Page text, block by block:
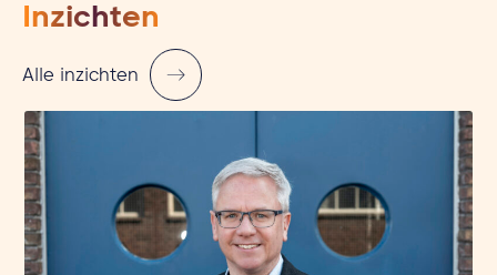
Inzichten
Alle inzichten